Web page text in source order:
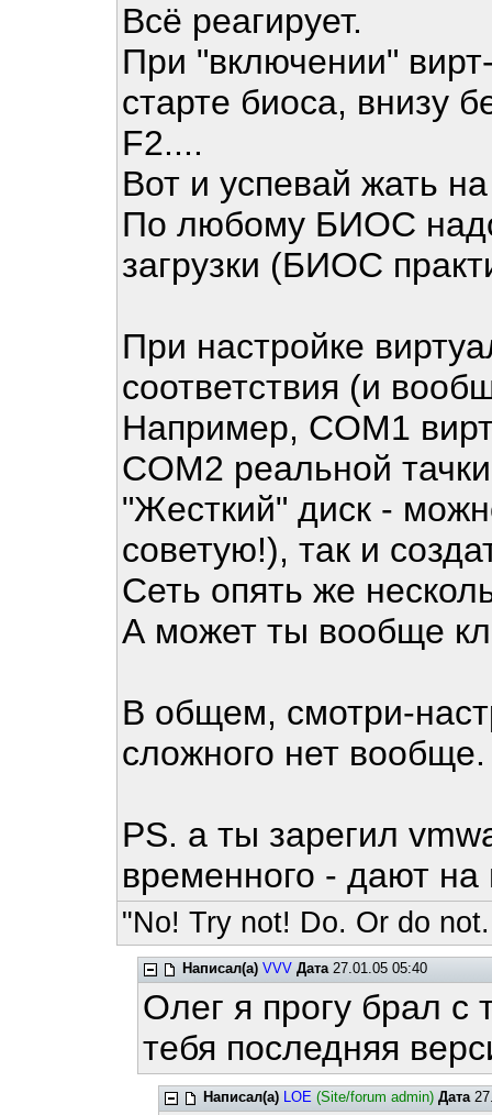
Всё реагирует.
При "включении"
старте биоса, внизу
F2....
Вот и успевай жать
По любому БИОС
загрузки (БИОС
При настройке
соответствия (и
Например, COM1
COM2 реальной
"Жесткий" диск -
советую!), так и
Сеть опять же
А может ты вообще
В общем, смотри-
сложного нет вообще.
PS. а ты зарегил
временного - дают на
"No! Try not! Do. Or do
Написал(а) VVV Дата27.01.05 05:40
Олег я прогу брал с
тебя последняя
Написал(а) LOE (Site/forum admin) Дата